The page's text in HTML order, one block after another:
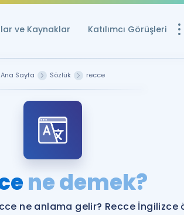
ve Kaynaklar Katılımcı Görüşleri
YDS ve YÖKDİL
Rehberlik Aracı
YDS ve YÖKDİL'e
Ana Sayfa Sözlük recce
ne demek?
ne anlama gelir? Recce İngilizce